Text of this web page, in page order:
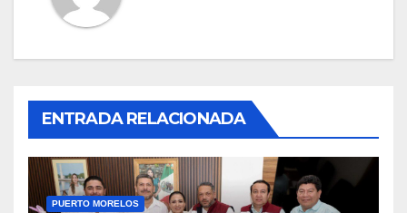
ENTRADA RELACIONADA
PUERTO MORELOS